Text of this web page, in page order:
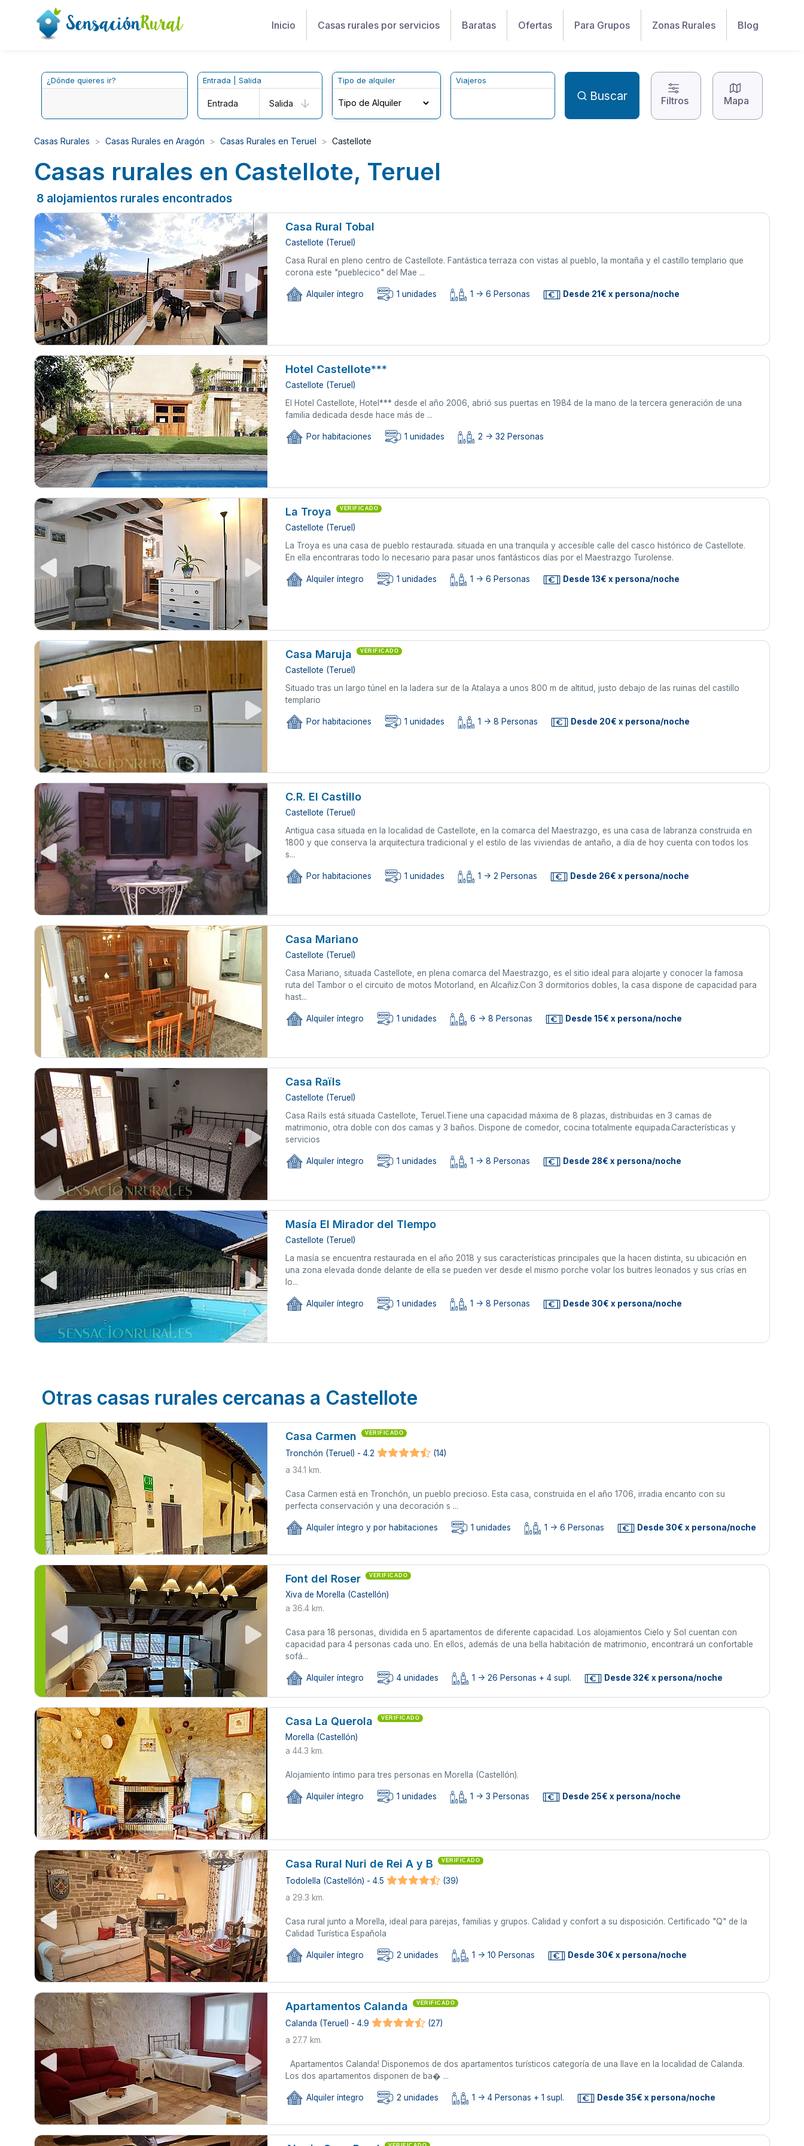
Inicio Casas rurales por servicios Baratas Ofertas Para Grupos Zonas Rurales Blog
¿Dónde quieres ir? Entrada | Salida
Entrada Salida
Tipo de alquiler Viajeros
Buscar Filtros Mapa
Casas Rurales Casas Rurales en Aragón Casas Rurales en Teruel Castellote
Casas rurales en Castellote, Teruel
8 alojamientos rurales encontrados
Casa Rural Tobal
Castellote (Teruel)
Casa Rural en pleno centro de Castellote. Fantástica terraza con vistas al pueblo, la montaña y el castillo templario que
corona este "pueblecico" del Mae ...
Alquiler íntegro 1 unidades 1 -> 6 Personas Desde 21€ x persona/noche
Hotel Castellote***
Castellote (Teruel)
El Hotel Castellote, Hotel*** desde el año 2006, abrió sus puertas en 1984 de la mano de la tercera generación de una
familia dedicada desde hace más de ...
Por habitaciones 1 unidades 2 -> 32 Personas
La Troya VERIFICADO
Castellote (Teruel)
La Troya es una casa de pueblo restaurada. situada en una tranquila y accesible calle del casco histórico de Castellote.
En ella encontraras todo lo necesario para pasar unos fantásticos días por el Maestrazgo Turolense.
Alquiler íntegro 1 unidades 1 -> 6 Personas Desde 13€ x persona/noche
Casa Maruja VERIFICADO
Castellote (Teruel)
Situado tras un largo túnel en la ladera sur de la Atalaya a unos 800 m de altitud, justo debajo de las ruinas del castillo
templario
Por habitaciones 1 unidades 1 -> 8 Personas Desde 20€ x persona/noche
C.R. El Castillo
Castellote (Teruel)
Antigua casa situada en la localidad de Castellote, en la comarca del Maestrazgo, es una casa de labranza construida en
1800 y que conserva la arquitectura tradicional y el estilo de las viviendas de antaño, a día de hoy cuenta con todos los
s...
Por habitaciones 1 unidades 1 -> 2 Personas Desde 26€ x persona/noche
Casa Mariano
Castellote (Teruel)
Casa Mariano, situada Castellote, en plena comarca del Maestrazgo, es el sitio ideal para alojarte y conocer la famosa
ruta del Tambor o el circuito de motos Motorland, en Alcañiz.Con 3 dormitorios dobles, la casa dispone de capacidad para
hast...
Alquiler íntegro 1 unidades 6 -> 8 Personas Desde 15€ x persona/noche
Casa Raïls
Castellote (Teruel)
Casa Raïls está situada Castellote, Teruel.Tiene una capacidad máxima de 8 plazas, distribuidas en 3 camas de
matrimonio, otra doble con dos camas y 3 baños. Dispone de comedor, cocina totalmente equipada.Características y
servicios
Alquiler íntegro 1 unidades 1 -> 8 Personas Desde 28€ x persona/noche
Masía El Mirador del TIempo
Castellote (Teruel)
La masía se encuentra restaurada en el año 2018 y sus características principales que la hacen distinta, su ubicación en
una zona elevada donde delante de ella se pueden ver desde el mismo porche volar los buitres leonados y sus crías en
lo...
Alquiler íntegro 1 unidades 1 -> 8 Personas Desde 30€ x persona/noche
Otras casas rurales cercanas a Castellote
Casa Carmen VERIFICADO
Tronchón (Teruel) - 4.2
(14)
a 34.1 km.
Casa Carmen está en Tronchón, un pueblo precioso. Esta casa, construida en el año 1706, irradia encanto con su
perfecta conservación y una decoración s ...
Alquiler íntegro y por habitaciones 1 unidades 1 -> 6 Personas Desde 30€ x persona/noche
Font del Roser VERIFICADO
Xiva de Morella (Castellón)
a 36.4 km.
Casa para 18 personas, dividida en 5 apartamentos de diferente capacidad. Los alojamientos Cielo y Sol cuentan con
capacidad para 4 personas cada uno. En ellos, además de una bella habitación de matrimonio, encontrará un confortable
sofá...
Alquiler íntegro 4 unidades 1 -> 26 Personas + 4 supl. Desde 32€ x persona/noche
Casa La Querola VERIFICADO
Morella (Castellón)
a 44.3 km.
Alojamiento íntimo para tres personas en Morella (Castellón).
Alquiler íntegro 1 unidades 1 -> 3 Personas Desde 25€ x persona/noche
Casa Rural Nuri de Rei A y B VERIFICADO
Todolella (Castellón) - 4.5
(39)
a 29.3 km.
Casa rural junto a Morella, ideal para parejas, familias y grupos. Calidad y confort a su disposición. Certificado "Q" de la
Calidad Turística Española
Alquiler íntegro 2 unidades 1 -> 10 Personas Desde 30€ x persona/noche
Apartamentos Calanda VERIFICADO
Calanda (Teruel) - 4.9
(27)
a 27.7 km.
Apartamentos Calanda! Disponemos de dos apartamentos turísticos categoría de una llave en la localidad de Calanda.
Los dos apartamentos disponen de ba� ...
Alquiler íntegro 2 unidades 1 -> 4 Personas + 1 supl. Desde 35€ x persona/noche